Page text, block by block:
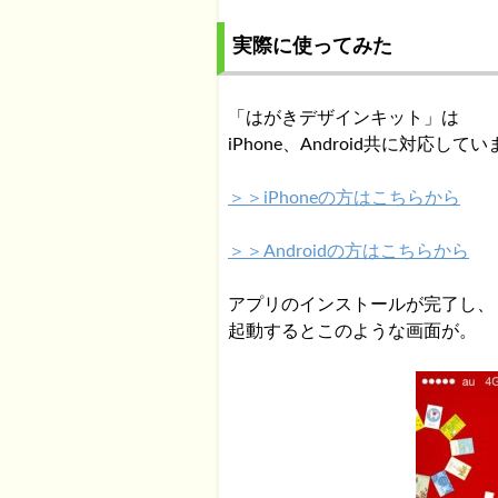
実際に使ってみた
「はがきデザインキット」は
iPhone、Android共に対応してい
＞＞iPhoneの方はこちらから
＞＞Androidの方はこちらから
アプリのインストールが完了し、
起動するとこのような画面が。